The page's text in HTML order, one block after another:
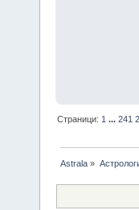
Страници: 1 ...241
Astrala »